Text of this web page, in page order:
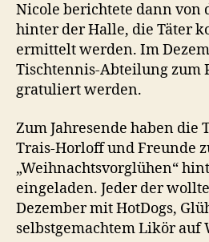
Nicole berichtete dann von
hinter der Halle, die Täter
ermittelt werden. Im
Tischtennis-Abteilung zum
gratuliert werden.
Zum Jahresende haben die
Trais-Horloff und Freunde
„Weihnachtsvorglühen“
eingeladen. Jeder der
Dezember mit HotDogs,
selbstgemachtem Likör auf